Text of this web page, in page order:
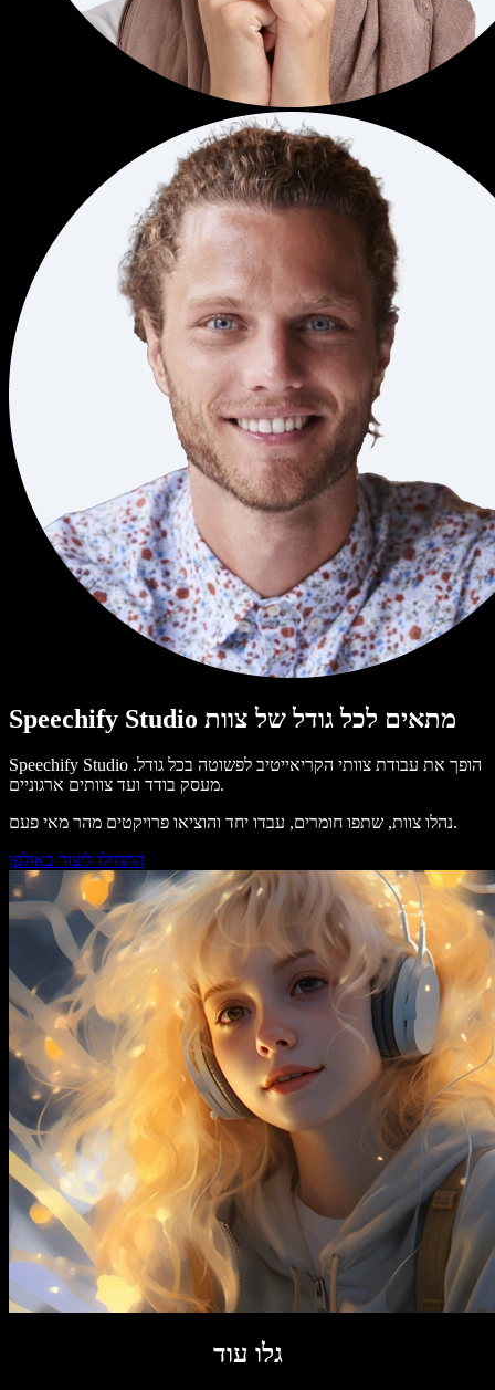
Speechify Studio מתאים לכל גודל של צוות
Speechify Studio הופך את עבודת צוותי הקריאייטיב לפשוטה בכל גודל.
מעסק בודד ועד צוותים ארגוניים.
נהלו צוות, שתפו חומרים, עבדו יחד והוציאו פרויקטים מהר מאי פעם.
התחילו ליצור באולפן
גלו עוד